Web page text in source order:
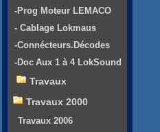
-Prog Moteur LEMACO
- Cablage Lokmaus
-Connécteurs.Décodes
-Doc Aux 1 à 4 LokSound
Travaux
Travaux 2000
Travaux 2006